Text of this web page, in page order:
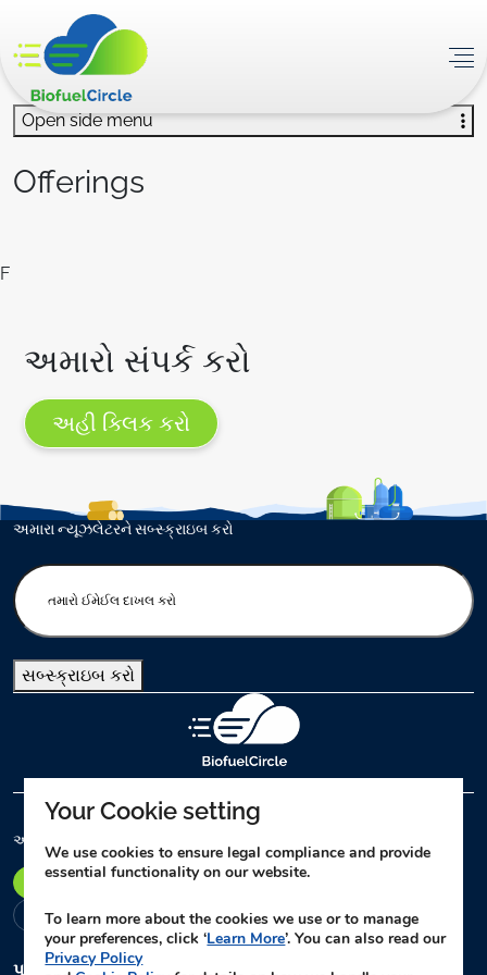
Offerings
Open side menu
F
અમારો સંપર્ક કરો
અહી ક્લિક કરો
અમારા ન્યૂઝલેટરને સબ્સ્ક્રાઇબ કરો
E
n
m
i
l
R
સબ્સ્ક્રાઇબ કરો
અમારા કાર્યાલયો
પુણે દિલ્હી લખનૌ નાગપુર
અમદાવાદ
ચેન્નઈ
પુણે
Your Cookie setting
We use cookies to ensure legal compliance and provide
essential functionality on our website.
To learn more about the cookies we use or to manage
your preferences, click ‘Learn More’. You can also read our
Privacy Policy